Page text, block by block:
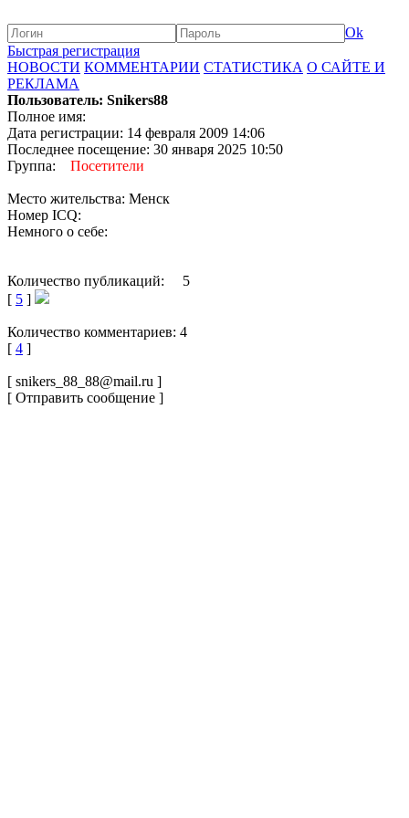
Ok
Быстрая регистрация
НОВОСТИ КОММЕНТАРИИ СТАТИСТИКА О САЙТЕ И
РЕКЛАМА
Пользователь: Snikers88
Полное имя:
Дата регистрации: 14 февраля 2009 14:06
Последнее посещение: 30 января 2025 10:50
Группа: Посетители
Место жительства: Менск
Номер ICQ:
Немного о себе:
Количество публикаций: 5
[ 5 ]
Количество комментариев: 4
[ 4 ]
[ snikers_88_88@mail.ru ]
[ Отправить сообщение ]